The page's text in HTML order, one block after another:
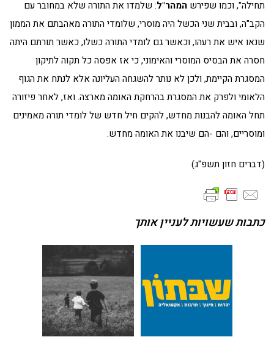
תחילה", וכמו שפירש המהר"ל: שלמדו את התורה שלא במחובר עם
הקב"ה, ובבית שני הכשל היה מוסרי, שלומדי התורה מאהבתם את הממון
שנאו איש את רעהו, וכאשר גם לומדי התורה כשלו, כאשר תורתם היתה
חסרה את הבסיס המוסרי והאימוני, כי אז אפסה כל תקוה לתיקון
המסגרת הקיימת, ולכן לא נותר להשגחה העליונה אלא לנתח את הגוף
הלאומי ולפרק את המסגרת בהרחקת האומה מארצה. ואז, לאחר פיזורה
תחל האומה להבנות מחדש, להקים חיל חדש של לומדי תורה מאמינים
ומוסריים, והם -הם שיבנו את האומה מחדש.
(דברים חזון תשפ"ג)
כתבות שעשויות לעניין אותך